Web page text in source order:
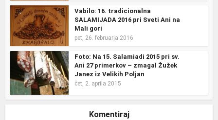
Vabilo: 16. tradicionalna
SALAMIJADA 2016 pri Sveti Ani na
Mali gori
pet, 26. februarja 2016
Foto: Na 15. Salamiadi 2015 pri sv.
Ani 27 primerkov – zmagal Žužek
Janez iz Velikih Poljan
čet, 2. aprila 2015
Komentiraj